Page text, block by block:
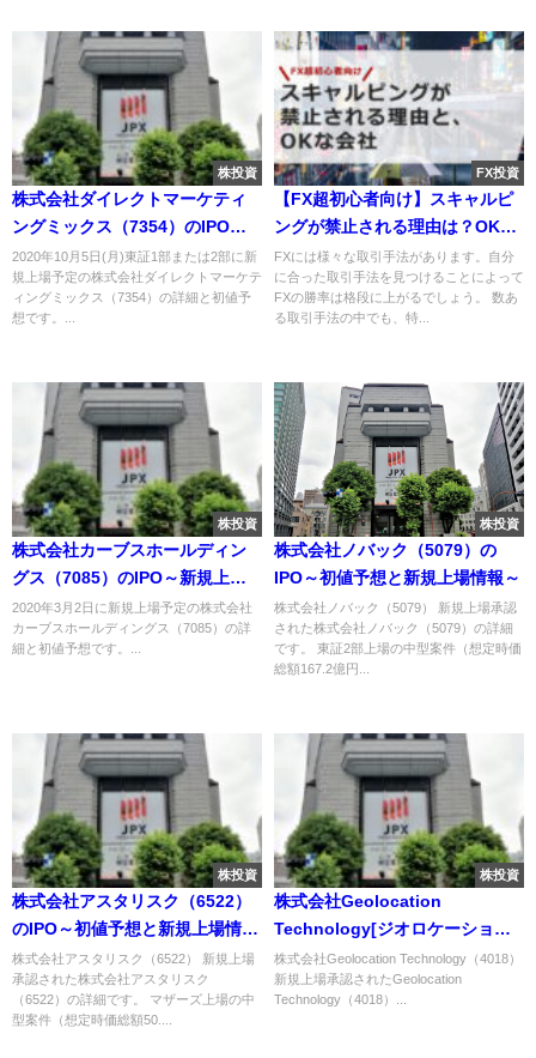
株投資
株式会社ダイレクトマーケティ
ングミックス（7354）のIPO～
初値予想と新規上場情報～
2020年10月5日(月)東証1部または2部に新
規上場予定の株式会社ダイレクトマーケテ
ィングミックス（7354）の詳細と初値予
想です。...
FX投資
【FX超初心者向け】スキャルピ
ングが禁止される理由は？OKな
会社はここ
FXには様々な取引手法があります。自分
に合った取引手法を見つけることによって
FXの勝率は格段に上がるでしょう。 数あ
る取引手法の中でも、特...
株投資
株式会社カーブスホールディン
グス（7085）のIPO～新規上場
情報と初値予想～
2020年3月2日に新規上場予定の株式会社
カーブスホールディングス（7085）の詳
細と初値予想です。...
株投資
株式会社ノバック（5079）の
IPO～初値予想と新規上場情報～
株式会社ノバック（5079） 新規上場承認
された株式会社ノバック（5079）の詳細
です。 東証2部上場の中型案件（想定時価
総額167.2億円...
株投資
株式会社アスタリスク（6522）
のIPO～初値予想と新規上場情報
～
株式会社アスタリスク（6522） 新規上場
承認された株式会社アスタリスク
（6522）の詳細です。 マザーズ上場の中
型案件（想定時価総額50....
株投資
株式会社Geolocation
Technology[ジオロケーション
テクノロジー]（4018）のIPO～
初値予想と新規上場情報～
株式会社Geolocation Technology（4018）
新規上場承認されたGeolocation
Technology（4018）...